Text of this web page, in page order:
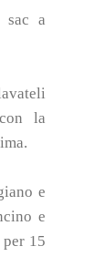
sac a
la
e
e
15